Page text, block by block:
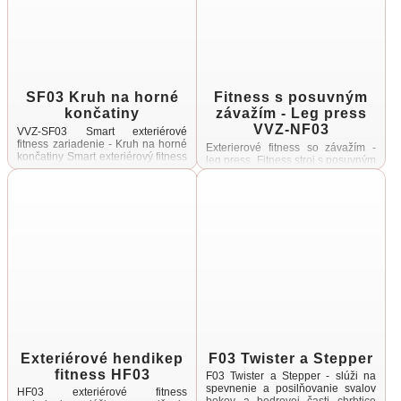
SF03 Kruh na horné
končatiny
VVZ-SF03 Smart exteriérové
fitness zariadenie - Kruh na horné
končatiny Smart exteriérový fitness
stroj slúži na precvičenie horných
Fitness s posuvným
závažím - Leg press
VVZ-NF03
Exterierové fitness so závažím -
leg press Fitness stroj s posuvným
závažím slúži na precvičenie
Exteriérové hendikep
fitness HF03
HF03 exteriérové fitness
F03 Twister a Stepper
F03 Twister a Stepper - slúži na
spevnenie a posilňovanie svalov